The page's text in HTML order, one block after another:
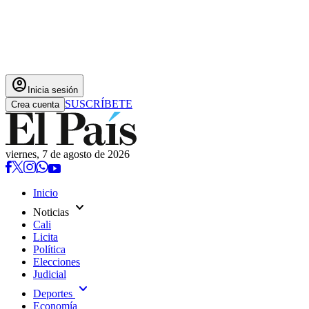
account_circle Inicia sesión
Crea cuenta SUSCRÍBETE
viernes, 7 de agosto de 2026
Inicio
Noticias expand_more
Cali
Licita
Política
Elecciones
Judicial
Deportes expand_more
Economía